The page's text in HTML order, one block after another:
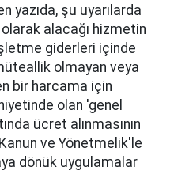
şu uyarılarda
alacağı hizmetin
giderleri içinde
olmayan veya
bir harcama için
olan 'genel
ücret alınmasının
ve Yönetmelik'le
dönük uygulamalar